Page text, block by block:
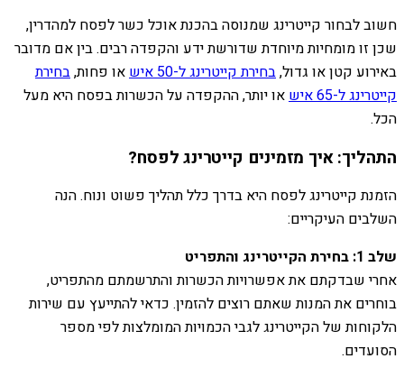
חשוב לבחור קייטרינג שמנוסה בהכנת אוכל כשר לפסח למהדרין,
שכן זו מומחיות מיוחדת שדורשת ידע והקפדה רבים. בין אם מדובר
באירוע קטן או גדול,בחירת קייטרינג ל-50 איש או פחות,בחירת
קייטרינג ל-65 איש
או יותר, ההקפדה על הכשרות בפסח היא מעל
הכל.
התהליך: איך מזמינים קייטרינג לפסח?
הזמנת קייטרינג לפסח היא בדרך כלל תהליך פשוט ונוח. הנה
השלבים העיקריים:
שלב 1: בחירת הקייטרינג והתפריט
אחרי שבדקתם את אפשרויות הכשרות והתרשמתם מהתפריט,
בוחרים את המנות שאתם רוצים להזמין. כדאי להתייעץ עם שירות
הלקוחות של הקייטרינג לגבי הכמויות המומלצות לפי מספר
הסועדים.